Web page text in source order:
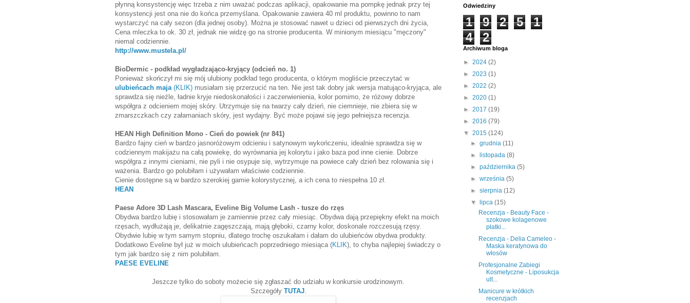
płynną konsystencję więc trzeba z nim uważać podczas aplikacji, opakowanie ma pompkę jednak przy tej
konsystencji jest ona nie do końca przemyślana. Opakowanie zawiera 40 ml produktu, powinno to nam
wystarczyć na cały sezon (dla jednej osoby). Można je stosować nawet u dzieci od pierwszych dni życia,
Cena mleczka to ok. 30 zł, jednak nie widzę go na stronie producenta. W minionym miesiącu "męczony"
niemal codziennie.
http://www.mustela.pl/
BioDermic - podkład wygładzająco-kryjący (odcień no. 1)
Ponieważ skończył mi się mój ulubiony podkład tego producenta, o którym mogliście przeczytać w
ulubieńcach maja(KLIK) musiałam się przerzucić na ten. Nie jest tak dobry jak wersja matująco-kryjąca, ale
sprawdza się nieźle, ładnie kryje niedoskonałości i zaczerwienienia, kolor pomimo, że różowy dobrze
współgra z odcieniem mojej skóry. Utrzymuje się na twarzy cały dzień, nie ciemnieje, nie zbiera się w
zmarszczkach czy załamaniach skóry, jest wydajny. Być może pojawi się jego pełniejsza recenzja.
HEAN High Definition Mono - Cień do powiek (nr 841)
Bardzo fajny cień w bardzo jasnoróżowym odcieniu i satynowym wykończeniu, idealnie sprawdza się w
codziennym makijażu na całą powiekę, do wyrównania jej kolorytu i jako baza pod inne cienie. Dobrze
współgra z innymi cieniami, nie pyli i nie osypuje się, wytrzymuje na powiece cały dzień bez rolowania się i
ważenia. Bardzo go polubiłam i używałam właściwie codziennie.
Cienie dostępne są w bardzo szerokiej gamie kolorystycznej, a ich cena to niespełna 10 zł.
HEAN
Paese Adore 3D Lash Mascara, Eveline Big Volume Lash - tusze do rzęs
Obydwa bardzo lubię i stosowałam je zamiennie przez cały miesiąc. Obydwa dają przepiękny efekt na moich
rzęsach, wydłużają je, delikatnie zagęszczają, mają głęboki, czarny kolor, doskonale rozczesują rzęsy.
Obydwie lubię w tym samym stopniu, dlatego trochę oszukałam i dałam do ulubieńców obydwa produkty.
Dodatkowo Eveline był już w moich ulubieńcach poprzedniego miesiąca (KLIK), to chyba najlepiej świadczy o
tym jak bardzo się z nim polubiłam.
PAESE EVELINE
Jeszcze tylko do soboty możecie się zgłaszać do udziału w konkursie urodzinowym.
Szczegóły TUTAJ.
Odwiedziny
1 9 2 5
1
4
2
Archiwum bloga
► 2024 (2)
► 2023 (1)
► 2022 (2)
► 2020 (1)
► 2017 (19)
► 2016 (79)
▼ 2015 (124)
►grudnia(11)
►
listopada(8)
►października(5)
►września(5)
►sierpnia(12)
▼
lipca(15)
Recenzja - Beauty Face -
szokowe kolagenowe
płatki...
Recenzja - Delia Cameleo -
Maska keratynowa do
włosów
Profesjonalne Zabiegi
Kosmetyczne - Liposukcja
ult...
Manicure w krótkich
recenzjach